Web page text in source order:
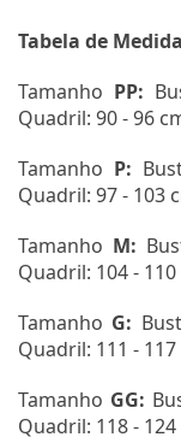
Tabela de
Tamanho PP:
Quadril: 90 - 96
Tamanho P:
Quadril: 97 - 103
Tamanho M:
Quadril: 104 - 110
Tamanho G:
Quadril: 111 - 117
Tamanho GG:
Quadril: 118 - 124